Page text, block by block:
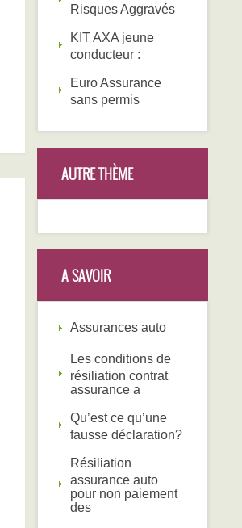
Risques Aggravés
KIT AXA jeune
conducteur :
Euro Assurance
sans permis
AUTRE THÈME
A SAVOIR
Assurances auto
Les conditions de
résiliation contrat
assurance a
Qu’est ce qu’une
fausse déclaration?
Résiliation
assurance auto
pour non paiement
des